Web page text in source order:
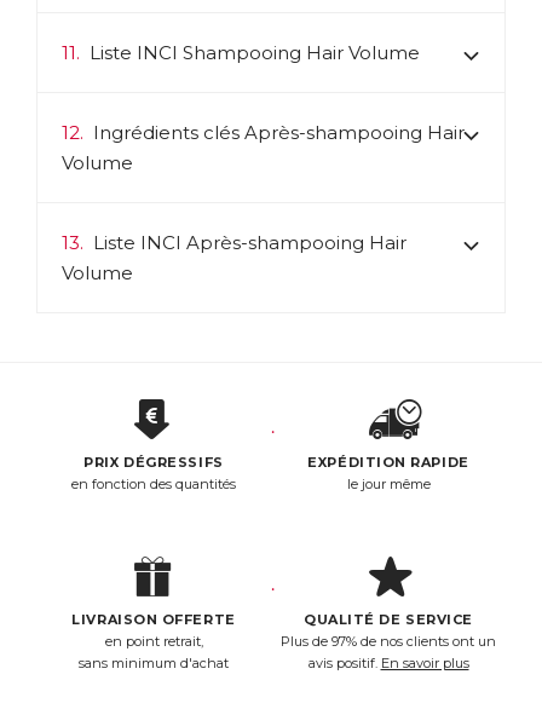
11. Liste INCI Shampooing Hair Volume
12. Ingrédients clés Après-shampooing Hair
Volume
13. Liste INCI Après-shampooing Hair
Volume
PRIX DÉGRESSIFS
en fonction des quantités
EXPÉDITION RAPIDE
le jour même
LIVRAISON OFFERTE
en point retrait,
sans minimum d'achat
QUALITÉ DE SERVICE
Plus de 97% de nos clients ont un
avis positif. En savoir plus